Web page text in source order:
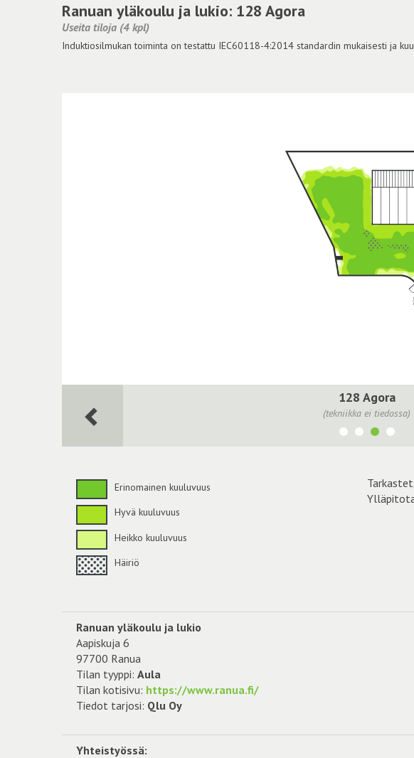
Ranuan yläkoulu ja lukio: 128 Agora
Useita tiloja (4 kpl)
Induktiosilmukan toiminta on testattu IEC60118-4:2014 standardin mukaisesti ja
128 Agora
(tekniikka ei tiedossa)
Erinomainen kuuluvuus
Hyvä kuuluvuus
Heikko kuuluvuus
Häiriö
Ranuan yläkoulu ja lukio
Aapiskuja 6
97700 Ranua
Tilan tyyppi: Aula
Tilan kotisivu: https://www.ranua.fi/
Tiedot tarjosi: Qlu Oy
Yhteistyössä: